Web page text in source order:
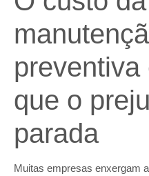
preventiva
que o
parada
Muitas empresas enxergam